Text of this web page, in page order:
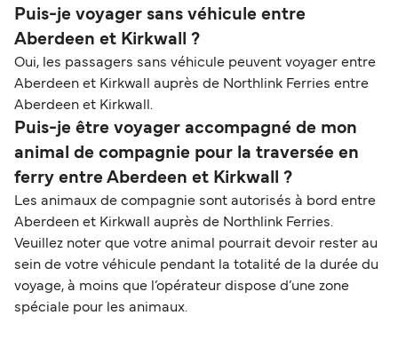
Puis-je voyager sans véhicule entre
Aberdeen et Kirkwall ?
Oui, les passagers sans véhicule peuvent voyager entre
Aberdeen et Kirkwall auprès de Northlink Ferries entre
Aberdeen et Kirkwall.
Puis-je être voyager accompagné de mon
animal de compagnie pour la traversée en
ferry entre Aberdeen et Kirkwall ?
Les animaux de compagnie sont autorisés à bord entre
Aberdeen et Kirkwall auprès de Northlink Ferries.
Veuillez noter que votre animal pourrait devoir rester au
sein de votre véhicule pendant la totalité de la durée du
voyage, à moins que l’opérateur dispose d’une zone
spéciale pour les animaux.